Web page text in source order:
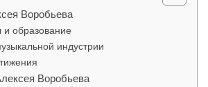
Воробьева
образование
индустрии
Воробьева